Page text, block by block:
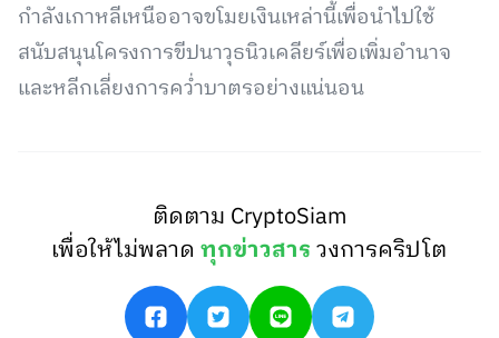
กำลังเกาหลีเหนืออาจขโมยเงินเหล่านี้เพื่อนำไปใช้
สนับสนุนโครงการขีปนาวุธนิวเคลียร์เพื่อเพิ่มอำนาจ
และหลีกเลี่ยงการคว่ำบาตรอย่างแน่นอน
ติดตาม CryptoSiam
เพื่อให้ไม่พลาดทุกข่าวสารวงการคริปโต